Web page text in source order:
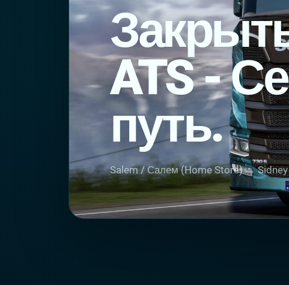
ATS -
путь.
Salem / Салем (Home Store) →